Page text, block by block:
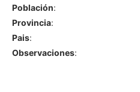
Población:
Provincia:
Pais:
Observaciones: